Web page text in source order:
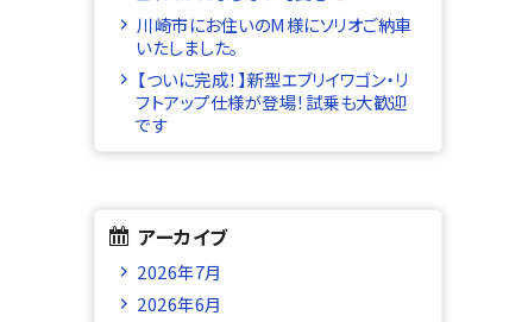
川崎市にお住いのM様にソリオご納車
いたしました。
【ついに完成！】新型エブリイワゴン・リ
フトアップ仕様が登場！試乗も大歓迎
です
アーカイブ
2026年7月
2026年6月